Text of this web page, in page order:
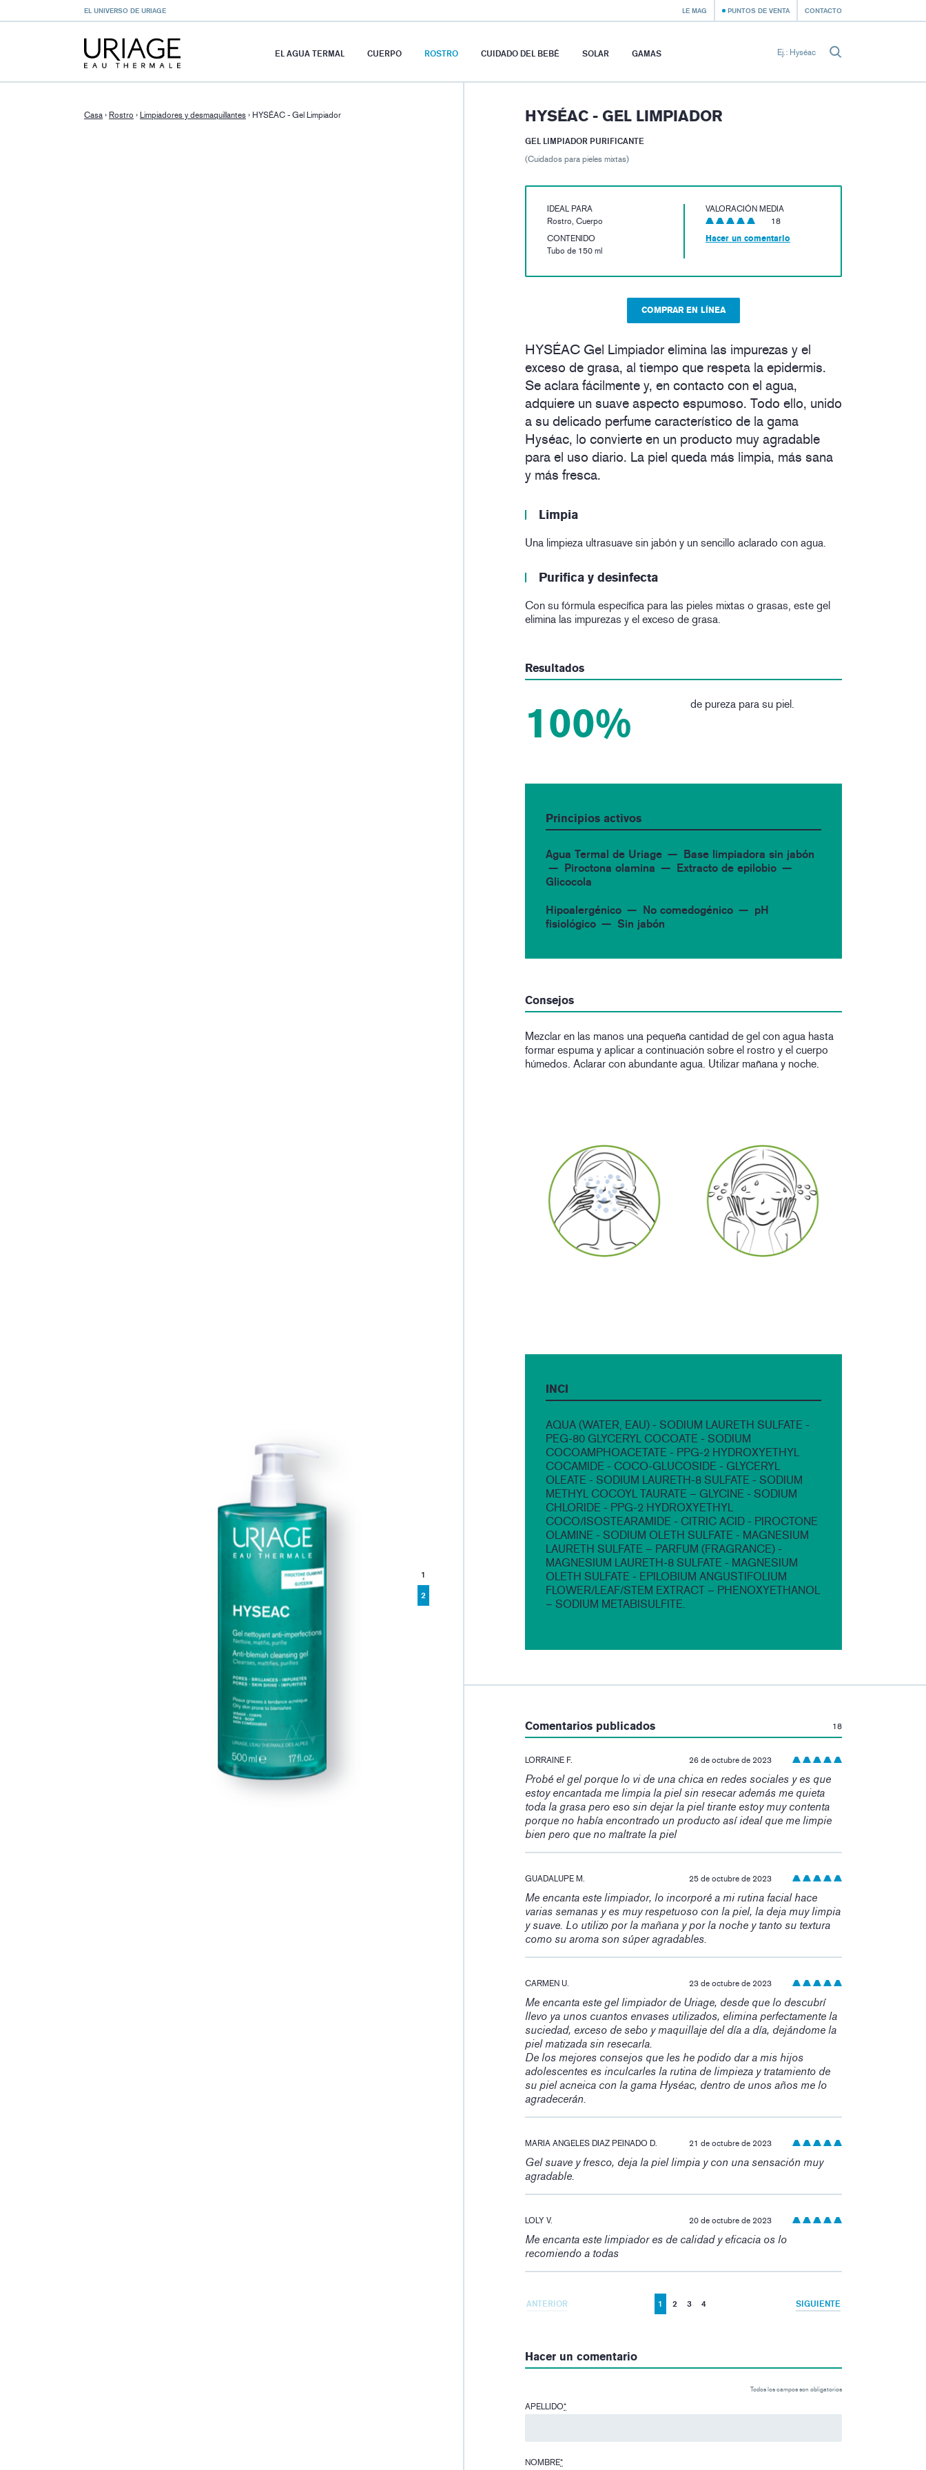
EL UNIVERSO DE URIAGE LE MAG PUNTOS DE VENTA CONTACTO
EL AGUA TERMAL CUERPO ROSTRO CUIDADO DEL BEBÉ SOLAR GAMAS
Casa › Rostro › Limpiadores y desmaquillantes › HYSÉAC - Gel Limpiador HYSÉAC - GEL LIMPIADOR
GEL LIMPIADOR PURIFICANTE
(Cuidados para pieles mixtas)
1
2
IDEAL PARA
Rostro, Cuerpo
CONTENIDO
Tubo de 150 ml
VALORACIÓN MEDIA
18
Hacer un comentario
COMPRAR EN LÍNEA
HYSÉAC Gel Limpiador elimina las impurezas y el
exceso de grasa, al tiempo que respeta la epidermis.
Se aclara fácilmente y, en contacto con el agua,
adquiere un suave aspecto espumoso. Todo ello, unido
a su delicado perfume característico de la gama
Hyséac, lo convierte en un producto muy agradable
para el uso diario. La piel queda más limpia, más sana
y más fresca.
Limpia
Una limpieza ultrasuave sin jabón y un sencillo aclarado con agua.
Purifica y desinfecta
Con su fórmula específica para las pieles mixtas o grasas, este gel
elimina las impurezas y el exceso de grasa.
Resultados
100% de pureza para su piel.
Principios activos
Agua Termal de Uriage
Base limpiadora sin jabón
Piroctona olamina
Extracto de epilobio
Glicocola
Hipoalergénico No comedogénico
pH
fisiológico
Sin jabón
Consejos
Mezclar en las manos una pequeña cantidad de gel con agua hasta
formar espuma y aplicar a continuación sobre el rostro y el cuerpo
húmedos. Aclarar con abundante agua. Utilizar mañana y noche.
INCI
AQUA (WATER, EAU) - SODIUM LAURETH SULFATE -
PEG-80 GLYCERYL COCOATE - SODIUM
COCOAMPHOACETATE - PPG-2 HYDROXYETHYL
COCAMIDE - COCO-GLUCOSIDE - GLYCERYL
OLEATE - SODIUM LAURETH-8 SULFATE - SODIUM
METHYL COCOYL TAURATE – GLYCINE - SODIUM
CHLORIDE - PPG-2 HYDROXYETHYL
COCO/ISOSTEARAMIDE - CITRIC ACID - PIROCTONE
OLAMINE - SODIUM OLETH SULFATE - MAGNESIUM
LAURETH SULFATE – PARFUM (FRAGRANCE) -
MAGNESIUM LAURETH-8 SULFATE - MAGNESIUM
OLETH SULFATE - EPILOBIUM ANGUSTIFOLIUM
FLOWER/LEAF/STEM EXTRACT – PHENOXYETHANOL
– SODIUM METABISULFITE.
Comentarios publicados: 18
LORRAINE F. 26 de octubre de 2023
Probé el gel porque lo vi de una chica en redes sociales y es que
estoy encantada me limpia la piel sin resecar además me quieta
toda la grasa pero eso sin dejar la piel tirante estoy muy contenta
porque no había encontrado un producto así ideal que me limpie
bien pero que no maltrate la piel
GUADALUPE M. 25 de octubre de 2023
Me encanta este limpiador, lo incorporé a mi rutina facial hace
varias semanas y es muy respetuoso con la piel, la deja muy limpia
y suave. Lo utilizo por la mañana y por la noche y tanto su textura
como su aroma son súper agradables.
CARMEN U. 23 de octubre de 2023
Me encanta este gel limpiador de Uriage, desde que lo descubrí
llevo ya unos cuantos envases utilizados, elimina perfectamente la
suciedad, exceso de sebo y maquillaje del día a día, dejándome la
piel matizada sin resecarla.
De los mejores consejos que les he podido dar a mis hijos
adolescentes es inculcarles la rutina de limpieza y tratamiento de
su piel acneica con la gama Hyséac, dentro de unos años me lo
agradecerán.
MARIA ANGELES DIAZ PEINADO D. 21 de octubre de 2023
Gel suave y fresco, deja la piel limpia y con una sensación muy
agradable.
LOLY V. 20 de octubre de 2023
Me encanta este limpiador es de calidad y eficacia os lo
recomiendo a todas
ANTERIOR 1 2 3 4 SIGUIENTE
Hacer un comentario
Todos los campos son obligatorios
APELLIDO*
NOMBRE*